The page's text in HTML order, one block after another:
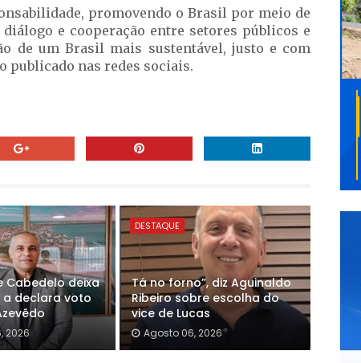
promovendo o Brasil por meio de
e cooperação entre setores públicos e
de um Brasil mais sustentável, justo e com
publicado nas redes sociais.
Cabedelo deixa
a declara voto
2026
DESTAQUE
Tá no forno”, diz Aguinaldo
Ribeiro sobre escolha do
vice de Lucas
Agosto 06, 2026